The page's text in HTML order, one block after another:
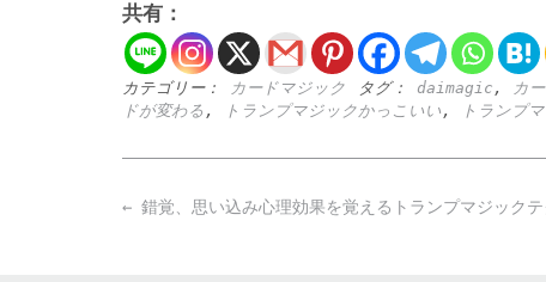
共有：
カテゴリー： カードマジック タグ： daimagic , カ
ドが変わる , トランプマジックかっこいい , トランプ
Post
← 錯覚、思い込み心理効果を覚えるトランプマジックテ